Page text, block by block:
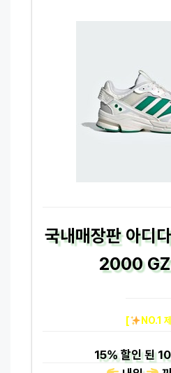
국내매장판 아디
2000
[ NO.1
15%할인 된